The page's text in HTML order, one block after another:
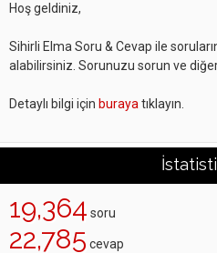
Hoş geldiniz,
Sihirli Elma Soru & Cevap ile
alabilirsiniz. Sorunuzu sorun ve diğer
Detaylı bilgi için buraya tıklayın.
19,364 soru
22,785 cevap